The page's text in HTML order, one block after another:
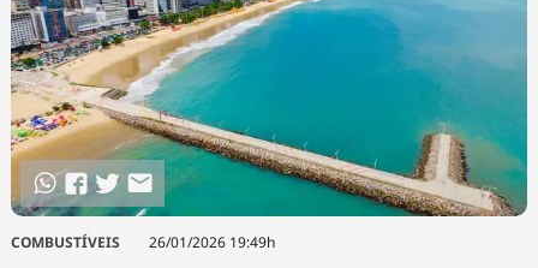
COMBUSTÍVEIS 26/01/2026 19:49h